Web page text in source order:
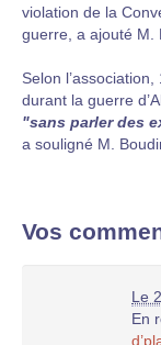
violation de la
guerre, a ajouté M.
Selon
durant la guerre
"sans parler des
a souligné M.
Vos
Le
En